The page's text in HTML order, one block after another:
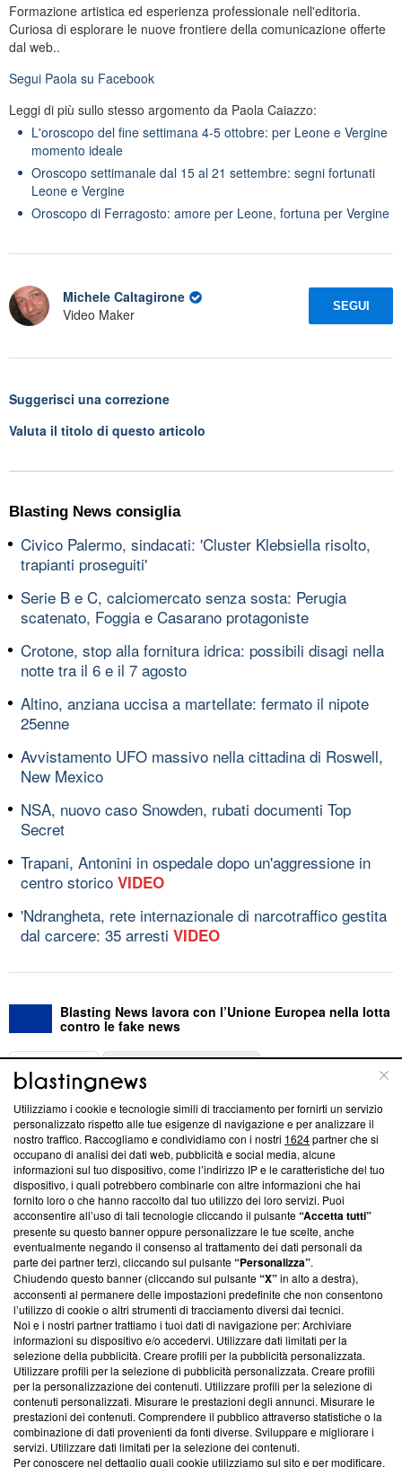
Formazione artistica ed esperienza professionale nell'editoria.
Curiosa di esplorare le nuove frontiere della comunicazione offerte
dal web..
Segui Paola su Facebook
Leggi di più sullo stesso argomento da Paola Caiazzo:
L'oroscopo del fine settimana 4-5 ottobre: per Leone e Vergine
momento ideale
Oroscopo settimanale dal 15 al 21 settembre: segni fortunati
Leone e Vergine
Oroscopo di Ferragosto: amore per Leone, fortuna per Vergine
Michele Caltagirone
Video Maker
SEGUI
Suggerisci una correzione
Valuta il titolo di questo articolo
Blasting News consiglia
Civico Palermo, sindacati: 'Cluster Klebsiella risolto,
trapianti proseguiti'
Serie B e C, calciomercato senza sosta: Perugia
scatenato, Foggia e Casarano protagoniste
Crotone, stop alla fornitura idrica: possibili disagi nella
notte tra il 6 e il 7 agosto
Altino, anziana uccisa a martellate: fermato il nipote
25enne
Avvistamento UFO massivo nella cittadina di Roswell,
New Mexico
NSA, nuovo caso Snowden, rubati documenti Top
Secret
Trapani, Antonini in ospedale dopo un'aggressione in
centro storico VIDEO
'Ndrangheta, rete internazionale di narcotraffico gestita
dal carcere: 35 arresti VIDEO
Blasting News lavora con l’Unione Europea nella lotta
contro le fake news
ABOUT
Questa sezione offre informazioni trasparenti su Blasting
News, sui nostri processi editoriali e su come ci impegniamo a
creare news di qualità. Inoltre, afferma la nostra aderenza a
‘Trust Project - News with Integrity’Blasting News non è
ancora membro del programma, ma ha richiesto di farne
parte; Trust Project non ha ancora effettuato una verifica di
conformità agli standard.
Su di noi
Team editoriale
Corporate
Redazione
Informativa Privacy
Cookie Policy
Blasting SA, IDI CHE-247.845.224, Via Carlo Frasca, 3 - 6900
Utilizziamo i cookie e tecnologie simili di tracciamento per fornirti un servizio
personalizzato rispetto alle tue esigenze di navigazione e per analizzare il
nostro traffico. Raccogliamo e condividiamo con i nostri 1624partner che si
occupano di analisi dei dati web, pubblicità e social media, alcune
informazioni sul tuo dispositivo, come l’indirizzo IP e le caratteristiche del tuo
dispositivo, i quali potrebbero combinarle con altre informazioni che hai
fornito loro o che hanno raccolto dal tuo utilizzo dei loro servizi. Puoi
acconsentire all’uso di tali tecnologie cliccando il pulsante“Accetta tutti”
presente su questo banner oppure personalizzare le tue scelte, anche
eventualmente negando il consenso al trattamento dei dati personali da
parte dei partner terzi, cliccando sul pulsante“Personalizza”.
Chiudendo questo banner (cliccando sul pulsante“X”in alto a destra),
acconsenti al permanere delle impostazioni predefinite che non consentono
l’utilizzo di cookie o altri strumenti di tracciamento diversi dai tecnici.
Noi e i nostri partner trattiamo i tuoi dati di navigazione per: Archiviare
informazioni su dispositivo e/o accedervi. Utilizzare dati limitati per la
selezione della pubblicità. Creare profili per la pubblicità personalizzata.
Utilizzare profili per la selezione di pubblicità personalizzata. Creare profili
per la personalizzazione dei contenuti. Utilizzare profili per la selezione di
contenuti personalizzati. Misurare le prestazioni degli annunci. Misurare le
prestazioni dei contenuti. Comprendere il pubblico attraverso statistiche o la
combinazione di dati provenienti da fonti diverse. Sviluppare e migliorare i
servizi. Utilizzare dati limitati per la selezione dei contenuti.
Per conoscere nel dettaglio quali cookie utilizziamo sul sito e per modificare,